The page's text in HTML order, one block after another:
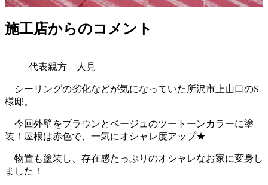
施工店からのコメント
代表親方 人見
シーリングの劣化などが気になっていた所沢市上山口のS
様邸。
今回外壁をブラウンとベージュのツートーンカラーに塗
装！屋根は赤色で、一気にオシャレ度アップ★
物置も塗装し、存在感たっぷりのオシャレなお家に変身し
ました！